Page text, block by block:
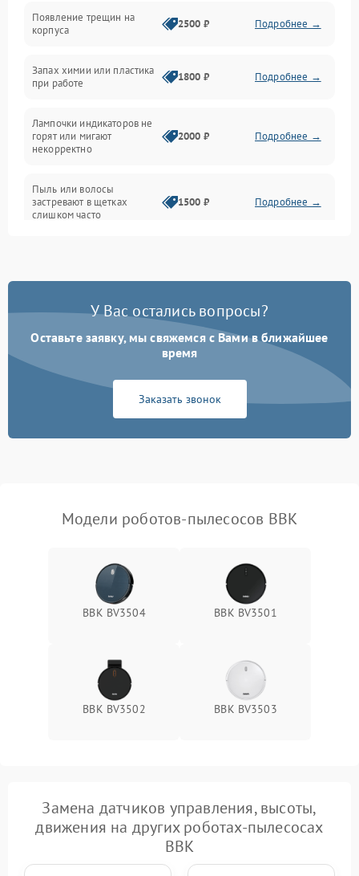
Проблемы с сигналом
Батарея
Программные сбои
Появление трещин на
корпуса
2500 ₽ Подробнее →
Запах химии или пластика
при работе
1800 ₽ Подробнее →
Лампочки индикаторов не
горят или мигают
некорректно
2000 ₽ Подробнее →
Пыль или волосы
застревают в щетках
слишком часто
1500 ₽ Подробнее →
У Вас остались вопросы?
Оставьте заявку, мы свяжемся с Вами в ближайшее
время
Заказать звонок
Модели роботов-пылесосов BBK
BBK BV3504 BBK BV3501
BBK BV3502 BBK BV3503
Замена датчиков управления, высоты,
движения на других роботах-пылесосах
BBK